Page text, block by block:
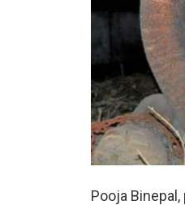
Pooja